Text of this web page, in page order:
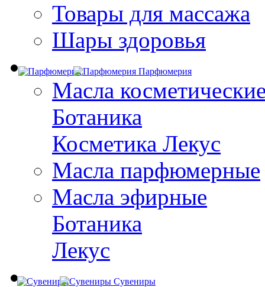
Товары для массажа
Шары здоровья
Парфюмерия
Масла
Ботаника
Косметика Лекус
Масла парфюмерные
Масла эфирные
Ботаника
Лекус
Сувениры